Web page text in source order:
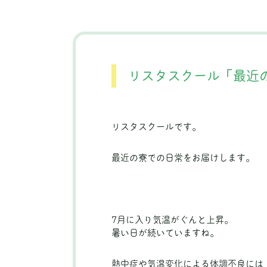
リスタスクール「最近
リスタスクールです。
最近の寮での日常をお届けします。
7月に入り気温がぐんと上昇。
暑い日が続いていますね。
熱中症や気温変化による体調不良には